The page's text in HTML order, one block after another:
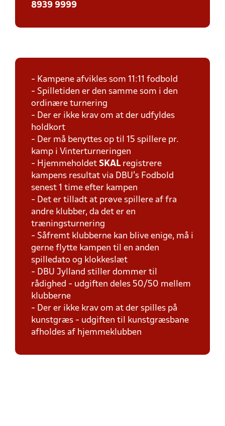
8939 9999
- Kampene afvikles som 11:11 fodbold
- Spilletiden er den samme som i den
ordinære turnering
- Der er ikke krav om at der udfyldes
holdkort
- Der må benyttes op til 15 spillere pr.
kamp i Vinterturneringen
- Hjemmeholdet SKAL registrere
kampens resultat via DBU's Fodbold
senest 1 time efter kampen
- Det er tilladt at prøve spillere af fra
andre klubber, da det er en
træningsturnering
- Såfremt klubberne kan blive enige, må i
gerne flytte kampen til en anden
spilledato og klokkeslæt
- DBU Jylland stiller dommer til
rådighed - udgiften deles 50/50 mellem
klubberne
- Der er ikke krav om at der spilles på
kunstgræs - udgiften til kunstgræsbane
afholdes af hjemmeklubben